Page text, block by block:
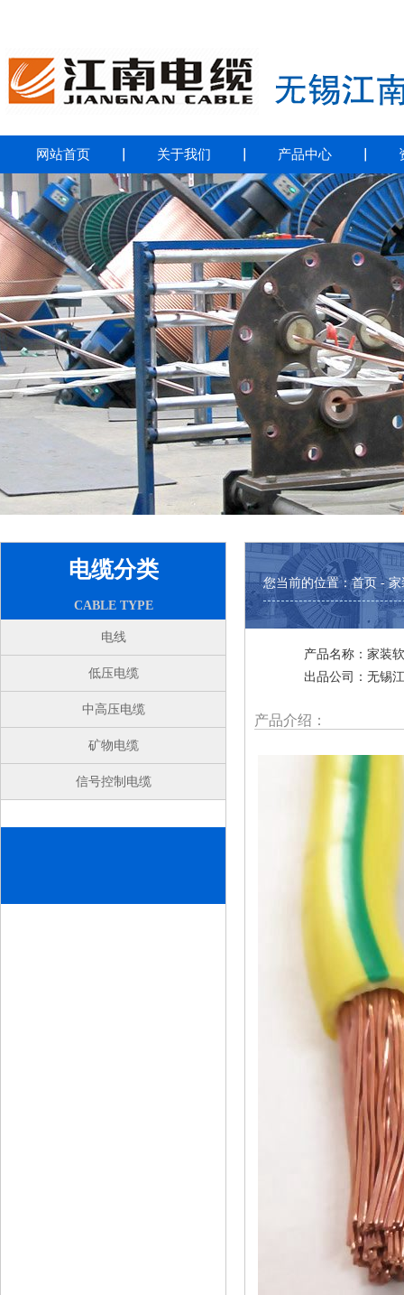
网站首页 关于我们 产品中心
电缆分类
CABLE TYPE
电线
低压电缆
中高压电缆
矿物电缆
信号控制电缆
您当前的位置：首页 - 家
产品名称：家装
出品公司：无锡
产品介绍：